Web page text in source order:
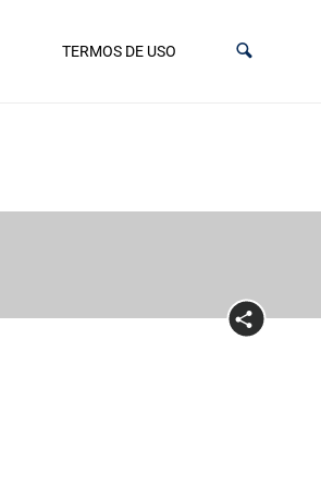
TERMOS DE USO